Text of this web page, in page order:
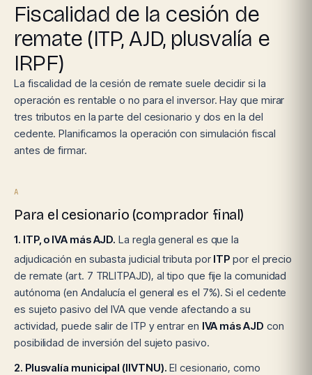
Fiscalidad de la cesión de
remate (ITP, AJD, plusvalía e
IRPF)
La fiscalidad de la cesión de remate suele decidir si la
operación es rentable o no para el inversor. Hay que mirar
tres tributos en la parte del cesionario y dos en la del
cedente. Planificamos la operación con simulación fiscal
antes de firmar.
A
Para el cesionario (comprador final)
1. ITP, o IVA más AJD. La regla general es que la
adjudicación en subasta judicial tributa por ITP por el precio
de remate (art. 7 TRLITPAJD), al tipo que fije la comunidad
autónoma (en Andalucía el general es el 7%). Si el cedente
es sujeto pasivo del IVA que vende afectando a su
actividad, puede salir de ITP y entrar en IVA más AJD con
posibilidad de inversión del sujeto pasivo.
2. Plusvalía municipal (IIVTNU). El cesionario, como